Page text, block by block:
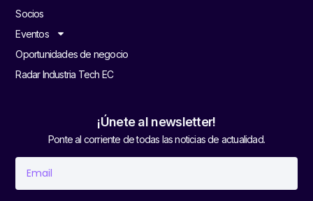
Socios
Eventos
Oportunidades de negocio
Radar Industria Tech EC
¡Únete al newsletter!
Ponte al corriente de todas las noticias de actualidad.